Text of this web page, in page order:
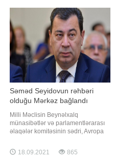
Milli Musiqi Günüdür. Bu gün
doğum günlərini qeyd etdiyimiz
görkəmli Azərbaycan bəstəkarlar
Səməd Seyidovun rəhbəri
olduğu Mərkəz bağlandı
Milli Məclisin Beynəlxalq
münasibətlər və parlamentlərarası
əlaqələr komitəsinin sədri, Avropa
Assambleyasındakı nümayəndə
heyətinin rəhbəri Səməd Seyidovun
18.09.2021 865